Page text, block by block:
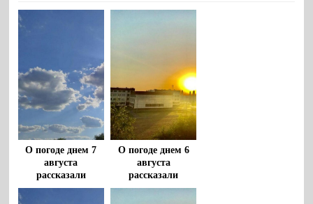
О погоде днем 7
августа
рассказали
воронежцам
О погоде днем 6
августа
рассказали
воронежцам